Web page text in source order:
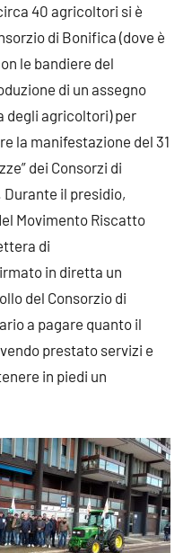
40 agricoltori si è
di Bonifica (dove è
le bandiere del
di un assegno
degli agricoltori) per
la manifestazione del 31
dei Consorzi di
il presidio,
Movimento Riscatto
di
in diretta un
del Consorzio di
a pagare quanto il
prestato servizi e
in piedi un